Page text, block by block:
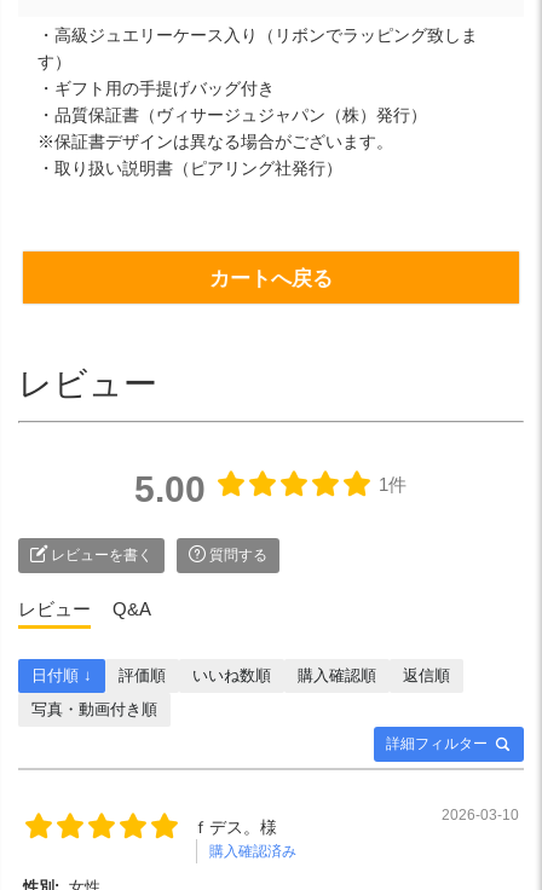
・高級ジュエリーケース入り（リボンでラッピング致しま
す）
・ギフト用の手提げバッグ付き
・品質保証書（ヴィサージュジャパン（株）発行）
※保証書デザインは異なる場合がございます。
・取り扱い説明書（ピアリング社発行）
カートへ戻る
レビュー
5.00 1件
レビューを書く 質問する
レビュー Q&A
詳細フィルター
日付順 ↓ 評価順 いいね数順 購入確認順
返信順
写真・動画付き順
ｆデス。様
購入確認済み
2026-03-10